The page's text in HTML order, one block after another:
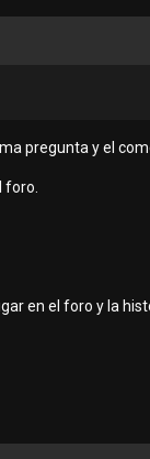
pregunta y el
foro.
en el foro y la